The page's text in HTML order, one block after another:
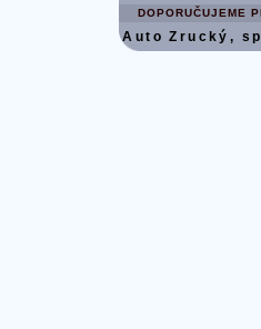
DOPORUČUJEME
Auto Zrucký,